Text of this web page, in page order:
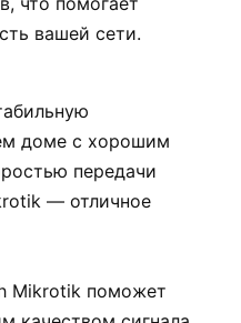
вашей сети.
доме с хорошим
передачи
— отличное
Mikrotik поможет